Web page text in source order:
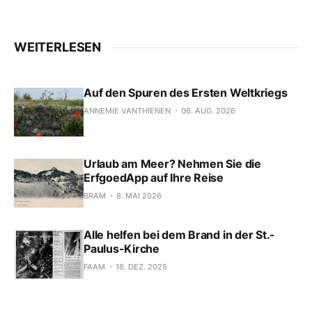
WEITERLESEN
Auf den Spuren des Ersten Weltkriegs
ANNEMIE VANTHIENEN 06. AUG. 2026
Urlaub am Meer? Nehmen Sie die
ErfgoedApp auf Ihre Reise
BRAM 8. MAI 2026
Alle helfen bei dem Brand in der St.-
Paulus-Kirche
FAAM 18. DEZ. 2025